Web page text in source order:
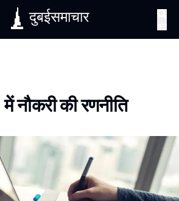
दुबईसमाचार
नौकरी की रणनीति